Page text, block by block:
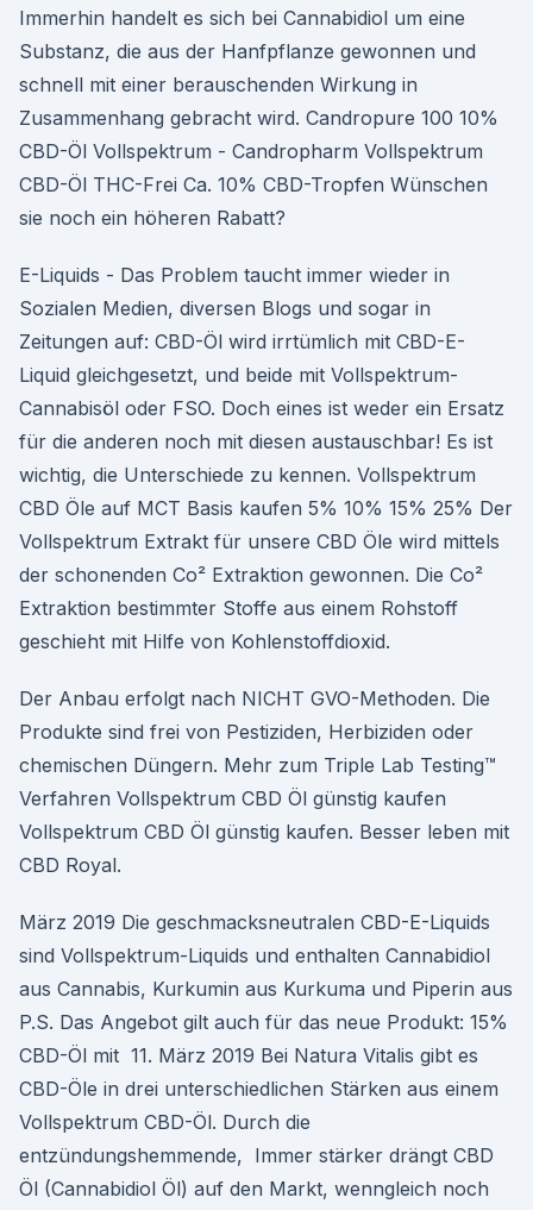
Immerhin handelt es sich bei Cannabidiol um eine
Substanz, die aus der Hanfpflanze gewonnen und
schnell mit einer berauschenden Wirkung in
Zusammenhang gebracht wird. Candropure 100 10%
CBD-Öl Vollspektrum - Candropharm Vollspektrum
CBD-Öl THC-Frei Ca. 10% CBD-Tropfen Wünschen
sie noch ein höheren Rabatt?
E-Liquids - Das Problem taucht immer wieder in
Sozialen Medien, diversen Blogs und sogar in
Zeitungen auf: CBD-Öl wird irrtümlich mit CBD-E-
Liquid gleichgesetzt, und beide mit Vollspektrum-
Cannabisöl oder FSO. Doch eines ist weder ein Ersatz
für die anderen noch mit diesen austauschbar! Es ist
wichtig, die Unterschiede zu kennen. Vollspektrum
CBD Öle auf MCT Basis kaufen 5% 10% 15% 25% Der
Vollspektrum Extrakt für unsere CBD Öle wird mittels
der schonenden Co² Extraktion gewonnen. Die Co²
Extraktion bestimmter Stoffe aus einem Rohstoff
geschieht mit Hilfe von Kohlenstoffdioxid.
Der Anbau erfolgt nach NICHT GVO-Methoden. Die
Produkte sind frei von Pestiziden, Herbiziden oder
chemischen Düngern. Mehr zum Triple Lab Testing™
Verfahren Vollspektrum CBD Öl günstig kaufen
Vollspektrum CBD Öl günstig kaufen. Besser leben mit
CBD Royal.
März 2019 Die geschmacksneutralen CBD-E-Liquids
sind Vollspektrum-Liquids und enthalten Cannabidiol
aus Cannabis, Kurkumin aus Kurkuma und Piperin aus
P.S. Das Angebot gilt auch für das neue Produkt: 15%
CBD-Öl mit 11. März 2019 Bei Natura Vitalis gibt es
CBD-Öle in drei unterschiedlichen Stärken aus einem
Vollspektrum CBD-Öl. Durch die
entzündungshemmende, Immer stärker drängt CBD
Öl (Cannabidiol Öl) auf den Markt, wenngleich noch